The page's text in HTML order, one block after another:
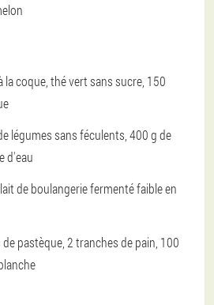
coque, thé vert sans sucre, 150
légumes sans féculents, 400 g de
d'eau
de boulangerie fermenté faible en
pastèque, 2 tranches de pain, 100